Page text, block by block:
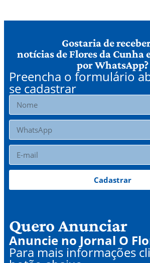
Gostaria de
notícias de Flores da Cunha
por WhatsApp?
Preencha o formulário
se cadastrar
Cadastrar
Quero Anunciar
Anuncie no Jornal O
Para mais informações